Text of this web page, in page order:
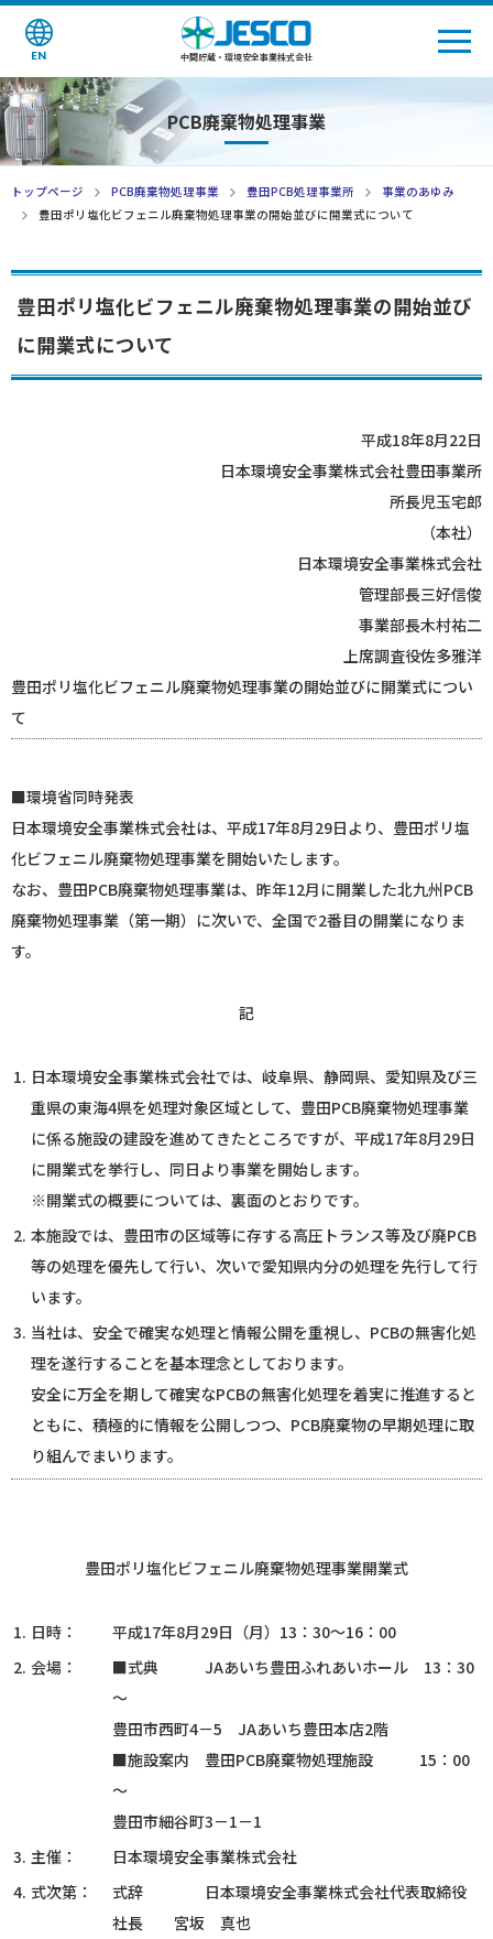
中間貯蔵・環境安全事業株式会社
EN
PCB廃棄物処理事業
トップページ PCB廃棄物処理事業 豊田PCB処理事業所
事業のあゆみ
豊田ポリ塩化ビフェニル廃棄物処理事業の開始並びに開業式について
豊田ポリ塩化ビフェニル廃棄物処理事業の開始並び
に開業式について
平成18年8月22日
日本環境安全事業株式会社豊田事業所
所長児玉宅郎
（本社）
日本環境安全事業株式会社
管理部長三好信俊
事業部長木村祐二
上席調査役佐多雅洋
豊田ポリ塩化ビフェニル廃棄物処理事業の開始並びに開業式につい
て
■環境省同時発表
日本環境安全事業株式会社は、平成17年8月29日より、豊田ポリ塩
化ビフェニル廃棄物処理事業を開始いたします。
なお、豊田PCB廃棄物処理事業は、昨年12月に開業した北九州PCB
廃棄物処理事業（第一期）に次いで、全国で2番目の開業になりま
す。
記
1. 日本環境安全事業株式会社では、岐阜県、静岡県、愛知県及び三
重県の東海4県を処理対象区域として、豊田PCB廃棄物処理事業
に係る施設の建設を進めてきたところですが、平成17年8月29日
に開業式を挙行し、同日より事業を開始します。
※開業式の概要については、裏面のとおりです。
2. 本施設では、豊田市の区域等に存する高圧トランス等及び廃PCB
等の処理を優先して行い、次いで愛知県内分の処理を先行して行
います。
3. 当社は、安全で確実な処理と情報公開を重視し、PCBの無害化処
理を遂行することを基本理念としております。
安全に万全を期して確実なPCBの無害化処理を着実に推進すると
ともに、積極的に情報を公開しつつ、PCB廃棄物の早期処理に取
り組んでまいります。
豊田ポリ塩化ビフェニル廃棄物処理事業開業式
1. 日時：
平成17年8月29日（月）13：30～16：00
2. 会場：
■式典 JAあいち豊田ふれあいホール 13：30
～
豊田市西町4－5 JAあいち豊田本店2階
■施設案内 豊田PCB廃棄物処理施設 15：00
～
豊田市細谷町3－1－1
3. 主催：
日本環境安全事業株式会社
4. 式次第：
式辞 日本環境安全事業株式会社代表取締役
社長 宮坂 真也